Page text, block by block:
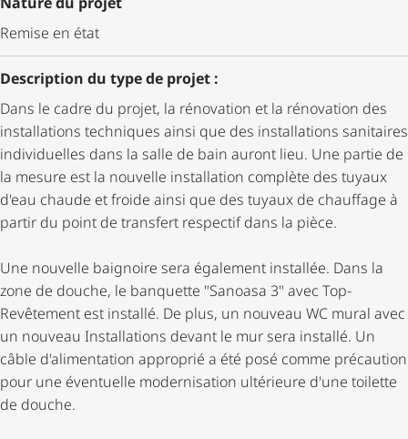
Remise en état
Description du type de projet :
Dans le cadre du projet, la rénovation et la rénovation des
installations techniques ainsi que des installations sanitaires
individuelles dans la salle de bain auront lieu. Une partie de
la mesure est la nouvelle installation complète des tuyaux
d'eau chaude et froide ainsi que des tuyaux de chauffage à
partir du point de transfert respectif dans la pièce.
Une nouvelle baignoire sera également installée. Dans la
zone de douche, le banquette "Sanoasa 3" avec Top-
Revêtement est installé. De plus, un nouveau WC mural avec
un nouveau Installations devant le mur sera installé. Un
câble d'alimentation approprié a été posé comme précaution
pour une éventuelle modernisation ultérieure d'une toilette
de douche.